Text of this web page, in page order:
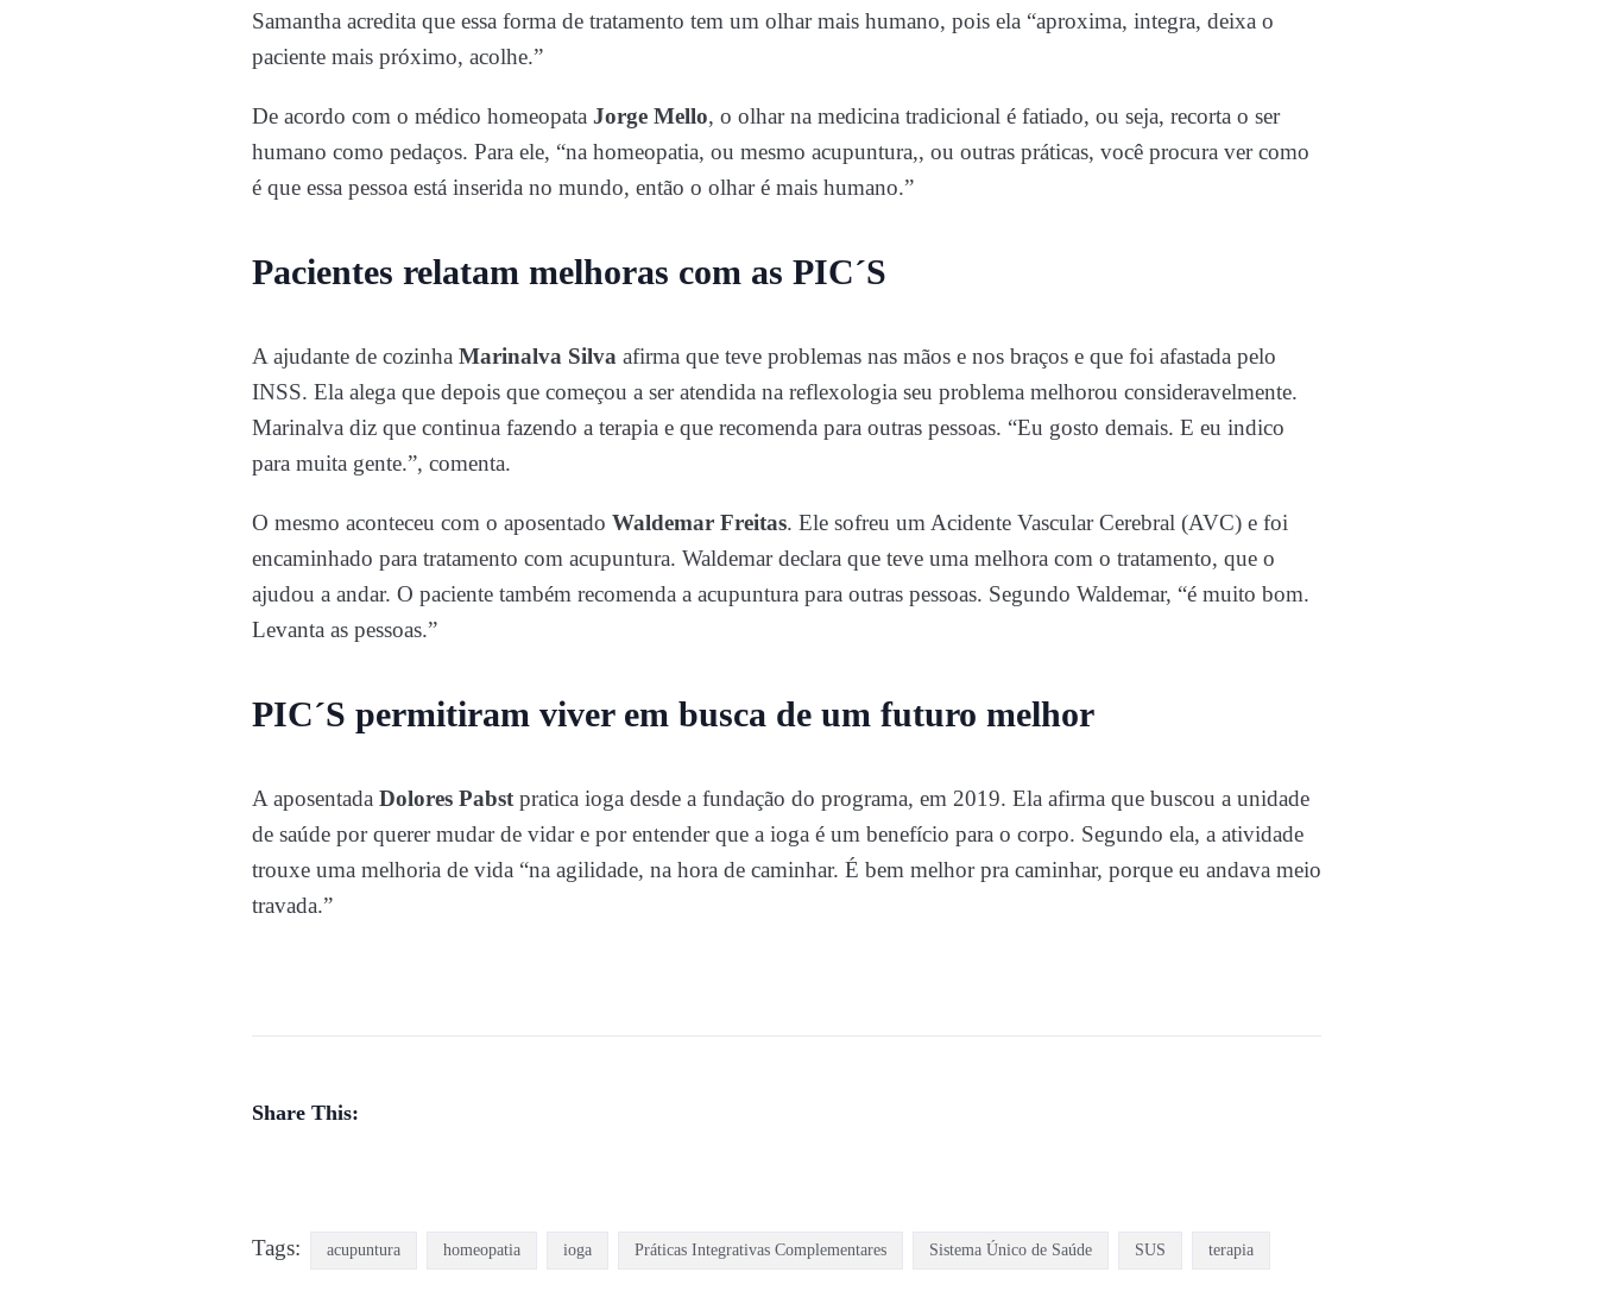
Samantha acredita que essa forma de tratamento tem um olhar mais humano, pois ela “aproxima, integra, deixa o
paciente mais próximo, acolhe.”
De acordo com o médico homeopata Jorge Mello, o olhar na medicina tradicional é fatiado, ou seja, recorta o ser
humano como pedaços. Para ele, “na homeopatia, ou mesmo acupuntura,, ou outras práticas, você procura ver como
é que essa pessoa está inserida no mundo, então o olhar é mais humano.”
Pacientes relatam melhoras com as PIC´S
A ajudante de cozinha Marinalva Silva afirma que teve problemas nas mãos e nos braços e que foi afastada pelo
INSS. Ela alega que depois que começou a ser atendida na reflexologia seu problema melhorou consideravelmente.
Marinalva diz que continua fazendo a terapia e que recomenda para outras pessoas. “Eu gosto demais. E eu indico
para muita gente.”, comenta.
O mesmo aconteceu com o aposentado Waldemar Freitas. Ele sofreu um Acidente Vascular Cerebral (AVC) e foi
encaminhado para tratamento com acupuntura. Waldemar declara que teve uma melhora com o tratamento, que o
ajudou a andar. O paciente também recomenda a acupuntura para outras pessoas. Segundo Waldemar, “é muito bom.
Levanta as pessoas.”
PIC´S permitiram viver em busca de um futuro melhor
A aposentada Dolores Pabstpratica ioga desde a fundação do programa, em 2019. Ela afirma que buscou a unidade
de saúde por querer mudar de vidar e por entender que a ioga é um benefício para o corpo. Segundo ela, a atividade
trouxe uma melhoria de vida “na agilidade, na hora de caminhar. É bem melhor pra caminhar, porque eu andava meio
travada.”
Share This:
Tags: acupuntura homeopatia ioga Práticas Integrativas Complementares Sistema Único de Saúde SUS terapia